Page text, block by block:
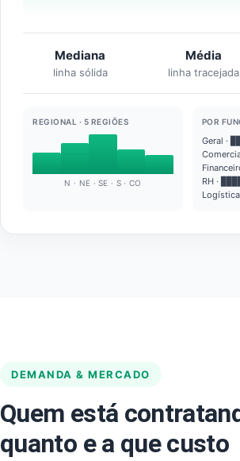
Mediana
linha sólida
Média
linha tracejada
REGIONAL · 5 REGIÕES
N · NE · SE · S · CO
POR
Geral ·
RH ·
Logística
DEMANDA & MERCADO
Quem está
quanto e a que custo